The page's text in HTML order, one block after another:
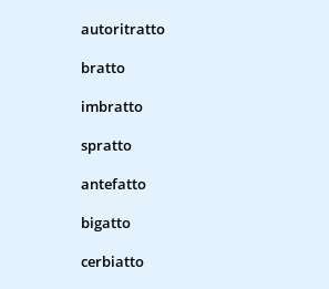
autoritratto
bratto
imbratto
spratto
antefatto
bigatto
cerbiatto